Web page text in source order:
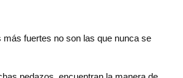
más fuertes no son las que nunca se